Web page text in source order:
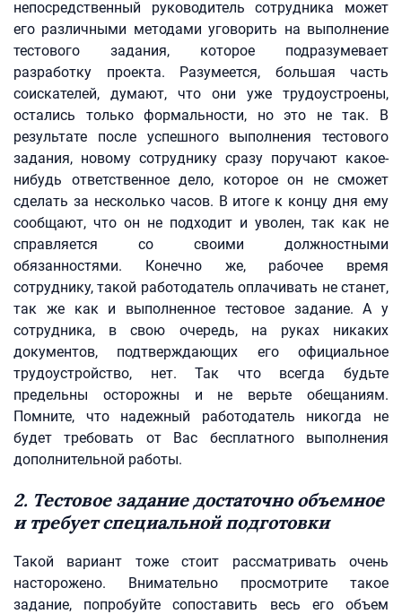
непосредственный руководитель сотрудника может
его различными методами уговорить на выполнение
тестового задания, которое подразумевает
разработку проекта. Разумеется, большая часть
соискателей, думают, что они уже трудоустроены,
остались только формальности, но это не так. В
результате после успешного выполнения тестового
задания, новому сотруднику сразу поручают какое-
нибудь ответственное дело, которое он не сможет
сделать за несколько часов. В итоге к концу дня ему
сообщают, что он не подходит и уволен, так как не
справляется со своими должностными
обязанностями. Конечно же, рабочее время
сотруднику, такой работодатель оплачивать не станет,
так же как и выполненное тестовое задание. А у
сотрудника, в свою очередь, на руках никаких
документов, подтверждающих его официальное
трудоустройство, нет. Так что всегда будьте
предельны осторожны и не верьте обещаниям.
Помните, что надежный работодатель никогда не
будет требовать от Вас бесплатного выполнения
дополнительной работы.
2. Тестовое задание достаточно объемное
и требует специальной подготовки
Такой вариант тоже стоит рассматривать очень
насторожено. Внимательно просмотрите такое
задание, попробуйте сопоставить весь его объем